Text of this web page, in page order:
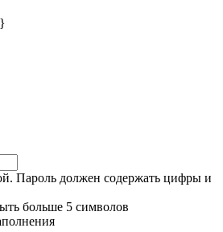
Пароль должен содержать цифры и
больше 5 символов